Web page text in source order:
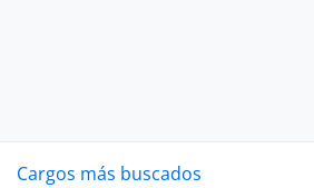
Cargos más buscados